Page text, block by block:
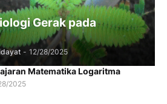
Gerak pada
- 12/28/2025
Matematika Logaritma
2025